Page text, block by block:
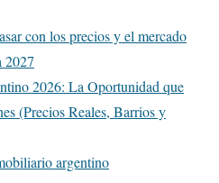
con los precios y el mercado
2027
2026: La Oportunidad que
(Precios Reales, Barrios y
argentino